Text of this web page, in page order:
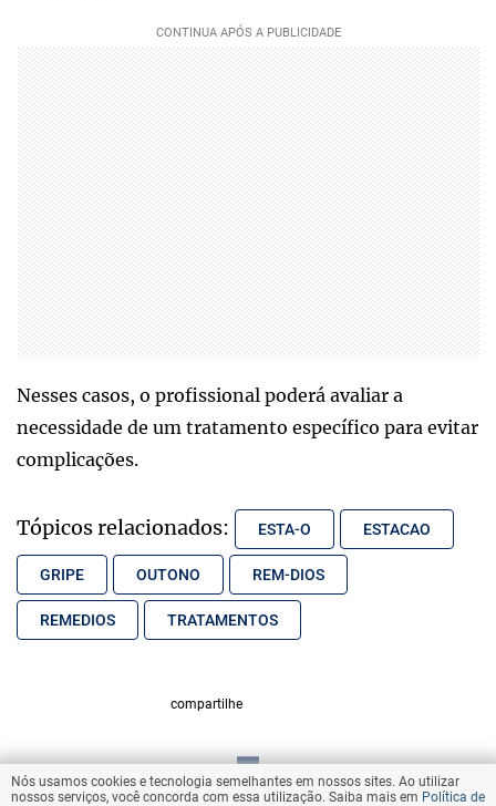
Nesses casos, o profissional poderá avaliar a
necessidade de um tratamento específico para evitar
complicações.
Tópicos relacionados: ESTA-O ESTACAO
GRIPE OUTONO REM-DIOS
REMEDIOS TRATAMENTOS
compartilhe
VOLTAR AO TOPO
Nós usamos cookies e tecnologia semelhantes em nossos sites. Ao utilizar
nossos serviços, você concorda com essa utilização. Saiba mais em Política de